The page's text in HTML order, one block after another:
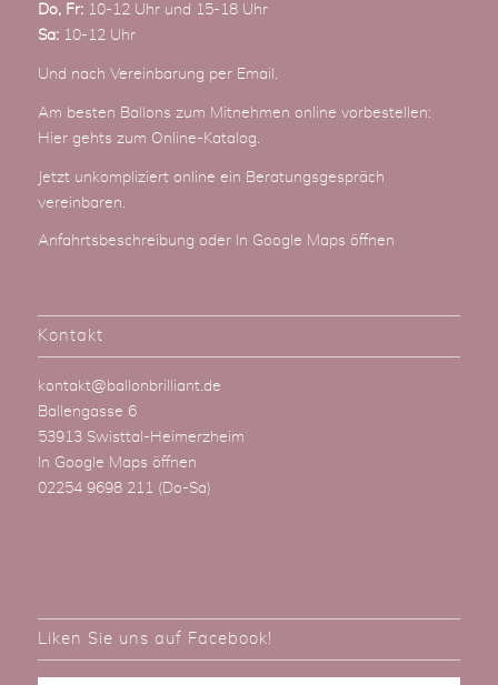
Do, Fr:10-12 Uhr und 15-18 Uhr
Sa:10-12 Uhr
Und nach Vereinbarung per Email
Am besten Ballons zum Mitnehmen online vorbestellen:
Hier gehts zum Online-Katalog
Jetzt unkompliziert online ein Beratungsgespräch
vereinbaren.
Anfahrtsbeschreibung oder In Google Maps öffnen
Kontakt
kontakt@ballonbrilliant.de
Ballengasse 6
53913 Swisttal-Heimerzheim
In Google Maps öffnen
02254 9698 211 (Do-Sa)
Liken Sie uns auf Facebook!